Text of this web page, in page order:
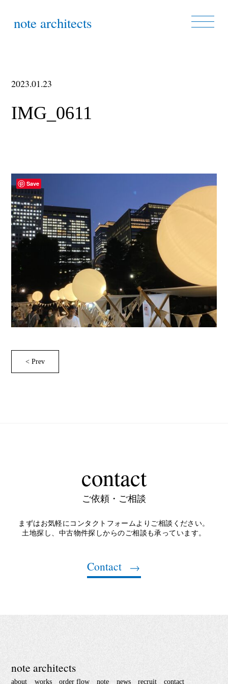
note architects
2023.01.23
IMG_0611
< Prev
contact
ご依頼・ご相談
まずはお気軽にコンタクトフォームよりご相談ください。
土地探し、中古物件探しからのご相談も承っています。
Contact
note architects
about works order flow note news recruit contact
Save